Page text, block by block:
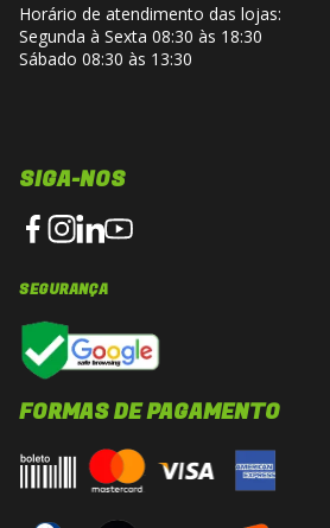
Horário de atendimento das lojas:
Segunda à Sexta 08:30 às 18:30
Sábado 08:30 às 13:30
SIGA-NOS
SEGURANÇA
FORMAS DE PAGAMENTO